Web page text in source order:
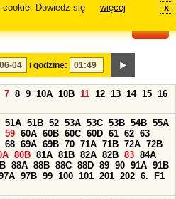
Dowiedz się
więcej x
i godzinę:
7 8 9 10A 10B 11 12 13 14 15 16
51A 51B 52 53A 53C 53B 54B 55A
59 60A 60B 60C 60D 61 62 63
68 69A 69B 70 71A 71B 72A 72B
80B 81A 81B 82A 82B 83 84A
88A 88B 88C 88D 89 90 91A 91B
97B 99 100 101 201 202 6.
F1